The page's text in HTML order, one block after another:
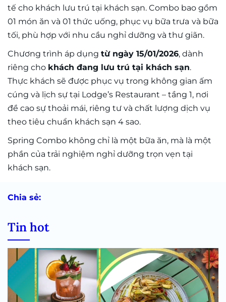
tế cho khách lưu trú tại khách sạn. Combo bao gồm
01 món ăn và 01 thức uống, phục vụ bữa trưa và bữa
tối, phù hợp với nhu cầu nghỉ dưỡng và thư giãn.
Chương trình áp dụng từ ngày 15/01/2026, dành
riêng cho khách đang lưu trú tại khách sạn.
Thực khách sẽ được phục vụ trong không gian ấm
cúng và lịch sự tại Lodge’s Restaurant – tầng 1, nơi
đề cao sự thoải mái, riêng tư và chất lượng dịch vụ
theo tiêu chuẩn khách sạn 4 sao.
Spring Combo không chỉ là một bữa ăn, mà là một
phần của trải nghiệm nghỉ dưỡng trọn vẹn tại
khách sạn.
Chia sẻ:
Tin hot